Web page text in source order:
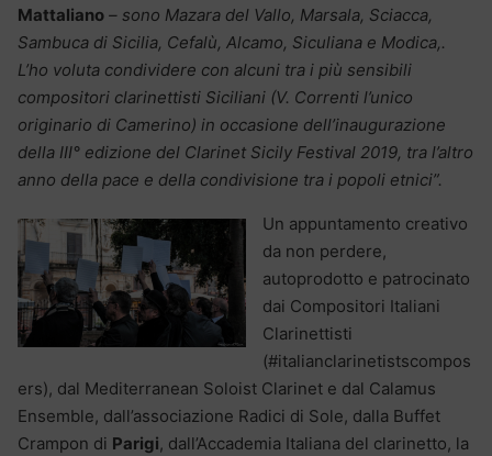
Mattaliano – sono Mazara del Vallo, Marsala, Sciacca,
Sambuca di Sicilia, Cefalù, Alcamo, Siculiana e Modica,.
L’ho voluta condividere con alcuni tra i più sensibili
compositori clarinettisti Siciliani (V. Correnti l’unico
originario di Camerino) in occasione dell’inaugurazione
della III° edizione del Clarinet Sicily Festival 2019, tra l’altro
anno della pace e della condivisione tra i popoli etnici”.
Un appuntamento creativo
da non perdere,
autoprodotto e patrocinato
dai Compositori Italiani
Clarinettisti
(#italianclarinetistscompos
ers), dal Mediterranean Soloist Clarinet e dal Calamus
Ensemble, dall’associazione Radici di Sole, dalla Buffet
Crampon di Parigi, dall’Accademia Italiana del clarinetto, la